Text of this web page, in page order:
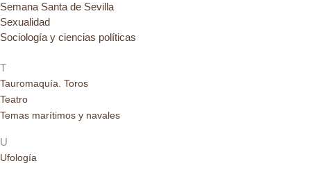
Semana Santa de Sevilla
Sexualidad
Sociología y ciencias políticas
T
Tauromaquía. Toros
Teatro
Temas marítimos y navales
U
Ufología